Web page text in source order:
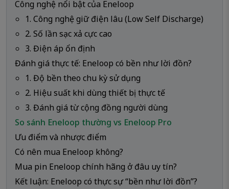
Công nghệ nổi bật của Eneloop
1. Công nghệ giữ điện lâu (Low Self Discharge)
2. Số lần sạc xả cực cao
3. Điện áp ổn định
Đánh giá thực tế: Eneloop có bền như lời đồn?
1. Độ bền theo chu kỳ sử dụng
2. Hiệu suất khi dùng thiết bị thực tế
3. Đánh giá từ cộng đồng người dùng
So sánh Eneloop thường vs Eneloop Pro
Ưu điểm và nhược điểm
Có nên mua Eneloop không?
Mua pin Eneloop chính hãng ở đâu uy tín?
Kết luận: Eneloop có thực sự “bền như lời đồn”?